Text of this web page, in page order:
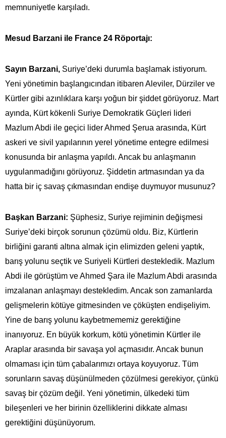
memnuniyetle karşıladı.
Mesud Barzani ile France 24 Röportajı:
Sayın Barzani, Suriye’deki durumla başlamak istiyorum.
Yeni yönetimin başlangıcından itibaren Aleviler, Dürziler ve
Kürtler gibi azınlıklara karşı yoğun bir şiddet görüyoruz. Mart
ayında, Kürt kökenli Suriye Demokratik Güçleri lideri
Mazlum Abdi ile geçici lider Ahmed Şerua arasında, Kürt
askeri ve sivil yapılarının yerel yönetime entegre edilmesi
konusunda bir anlaşma yapıldı. Ancak bu anlaşmanın
uygulanmadığını görüyoruz. Şiddetin artmasından ya da
hatta bir iç savaş çıkmasından endişe duymuyor musunuz?
Başkan Barzani: Şüphesiz, Suriye rejiminin değişmesi
Suriye’deki birçok sorunun çözümü oldu. Biz, Kürtlerin
birliğini garanti altına almak için elimizden geleni yaptık,
barış yolunu seçtik ve Suriyeli Kürtleri destekledik. Mazlum
Abdi ile görüştüm ve Ahmed Şara ile Mazlum Abdi arasında
imzalanan anlaşmayı destekledim. Ancak son zamanlarda
gelişmelerin kötüye gitmesinden ve çöküşten endişeliyim.
Yine de barış yolunu kaybetmememiz gerektiğine
inanıyoruz. En büyük korkum, kötü yönetimin Kürtler ile
Araplar arasında bir savaşa yol açmasıdır. Ancak bunun
olmaması için tüm çabalarımızı ortaya koyuyoruz. Tüm
sorunların savaş düşünülmeden çözülmesi gerekiyor, çünkü
savaş bir çözüm değil. Yeni yönetimin, ülkedeki tüm
bileşenleri ve her birinin özelliklerini dikkate alması
gerektiğini düşünüyorum.